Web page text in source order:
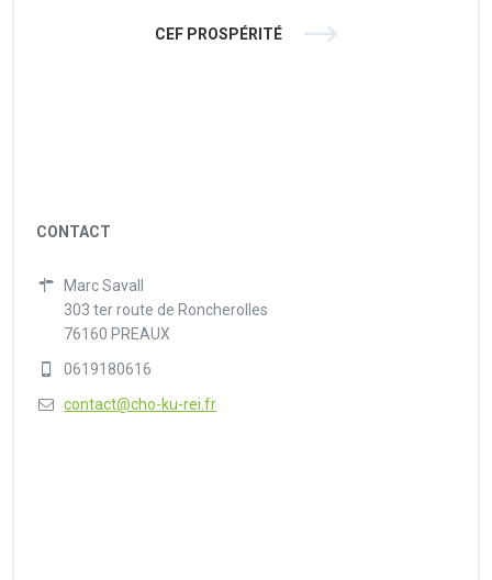
CEF PROSPÉRITÉ
CONTACT
Marc Savall
303 ter route de Roncherolles
76160 PREAUX
0619180616
contact@cho-ku-rei.fr